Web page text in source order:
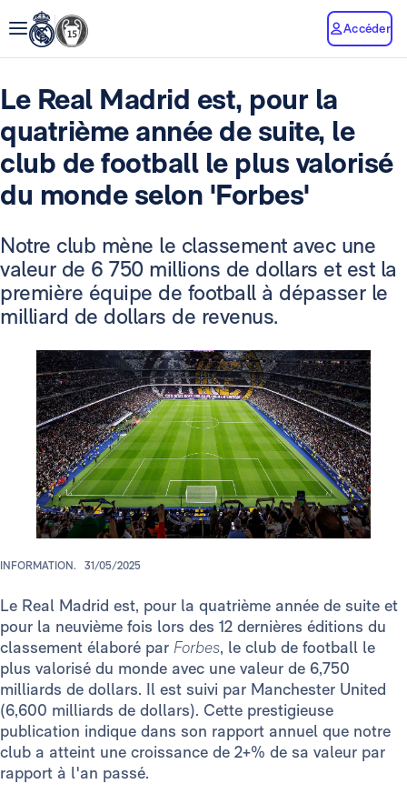
Accéder
Le Real Madrid est, pour la
quatrième année de suite, le
club de football le plus valorisé
du monde selon 'Forbes'
Notre club mène le classement avec une
valeur de 6 750 millions de dollars et est la
première équipe de football à dépasser le
milliard de dollars de revenus.
INFORMATION. 31/05/2025
Le Real Madrid est, pour la quatrième année de suite et
pour la neuvième fois lors des 12 dernières éditions du
classement élaboré par Forbes, le club de football le
plus valorisé du monde avec une valeur de 6,750
milliards de dollars. Il est suivi par Manchester United
(6,600 milliards de dollars). Cette prestigieuse
publication indique dans son rapport annuel que notre
club a atteint une croissance de 2+% de sa valeur par
rapport à l'an passé.